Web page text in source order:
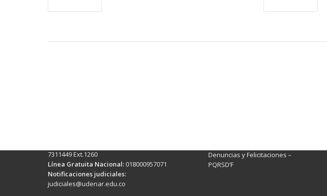
7311449 Ext.1260
Línea Gratuita Nacional: 018000957071
Notificaciones judiciales:
judiciales@udenar.edu.co
Denuncias y Felicitaciones –
PQRSD’F